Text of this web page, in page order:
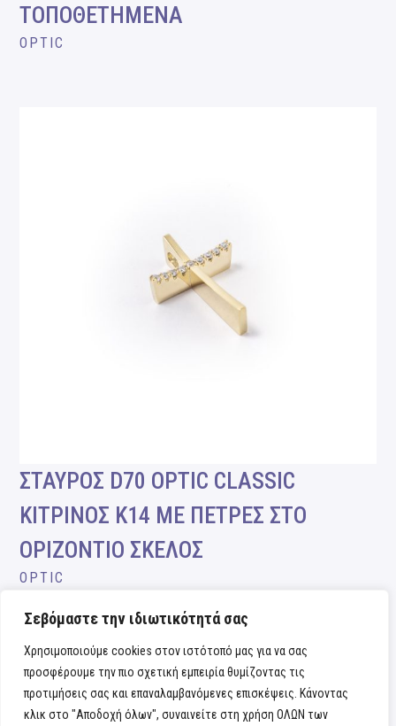
Σεβόμαστε την ιδιωτικότητά σας
Χρησιμοποιούμε cookies στον ιστότοπό μας για να σας
προσφέρουμε την πιο σχετική εμπειρία θυμίζοντας τις
προτιμήσεις σας και επαναλαμβανόμενες επισκέψεις. Κάνοντας
κλικ στο "Αποδοχή όλων", συναινείτε στη χρήση ΟΛΩΝ των
ΤΟΠΟΘΕΤΗΜΕΝΑ
OPTIC
ΣΤΑΥΡΟΣ D70 OPTIC CLASSIC
ΚΙΤΡΙΝΟΣ Κ14 ΜΕ ΠΕΤΡΕΣ ΣΤΟ
ΟΡΙΖΟΝΤΙΟ ΣΚΕΛΟΣ
OPTIC